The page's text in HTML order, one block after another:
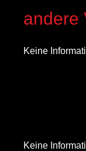
andere
Keine
Keine